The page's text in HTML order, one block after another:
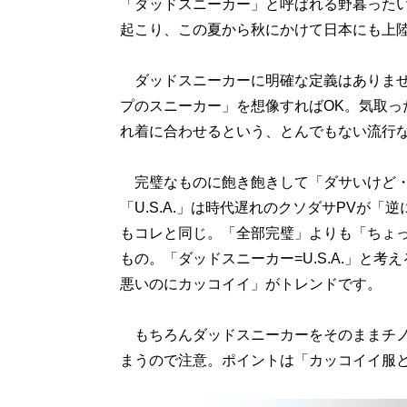
「ダッドスニーカー」と呼ばれる野暮っ
起こり、この夏から秋にかけて日本にも上
ダッドスニーカーに明確な定義はありま
プのスニーカー」を想像すればOK。気取
れ着に合わせるという、とんでもない流行
完璧なものに飽き飽きして「ダサいけど
「U.S.A.」は時代遅れのクソダサPVが「
もコレと同じ。「全部完璧」よりも「ちょ
もの。「ダッドスニーカー=U.S.A.」と考
悪いのにカッコイイ」がトレンドです。
もちろんダッドスニーカーをそのままチ
まうので注意。ポイントは「カッコイイ服